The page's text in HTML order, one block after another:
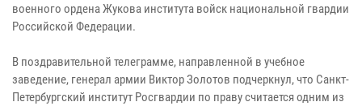
военного ордена Жукова института войск национальной гвардии
Российской Федерации.
В поздравительной телеграмме, направленной в учебное
заведение, генерал армии Виктор Золотов подчеркнул, что Санкт-
Петербургский институт Росгвардии по праву считается одним из